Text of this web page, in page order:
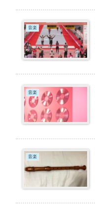
音楽
音楽
音楽